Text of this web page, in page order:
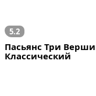
5.2
Пасьянс Три
Классический